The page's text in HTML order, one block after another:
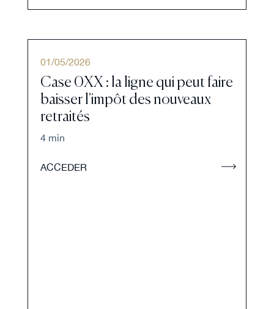
01/05/2026
Case 0XX : la ligne qui peut faire
baisser l'impôt des nouveaux
retraités
4 min
ACCEDER